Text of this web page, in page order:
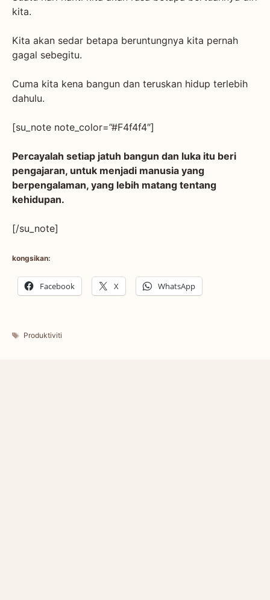
kita.
Kita akan sedar betapa beruntungnya kita pernah
gagal sebegitu.
Cuma kita kena bangun dan teruskan hidup terlebih
dahulu.
[su_note note_color=”#F4f4f4″]
Percayalah setiap jatuh bangun dan luka itu beri
pengajaran, untuk menjadi manusia yang
berpengalaman, yang lebih matang tentang
kehidupan.
[/su_note]
kongsikan:
Facebook X WhatsApp
Tags
Produktiviti